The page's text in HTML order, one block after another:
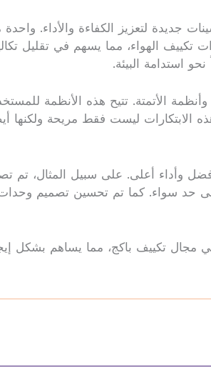
جديدة لتعزيز الكفاءة والأداء.
الهواء، مما يسهم في تقليل
استدامة البيئة.
الأتمتة. تتيح هذه الأنظمة
ليست فقط مريحة ولكنها
أفضل وأداء أعلى. على سبيل المثال،
حد سواء. كما تم تحسين تصميم وحدات
مجال تكييف باكج، مما يساهم بشكل